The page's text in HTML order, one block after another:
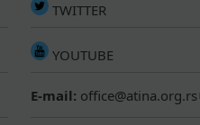
TWITTER
YOUTUBE
E-mail: office@atina.org.rs